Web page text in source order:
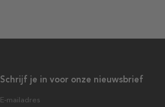
Schrijf je in voor onze nieuwsbrief
E-mailadres